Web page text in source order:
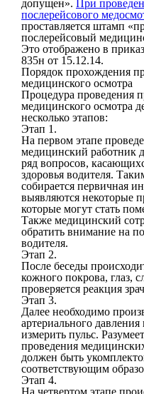
допущен».
При
послерейсового
проставляется штамп
послерейсовый
Это отображено в
835н от 15.12.14.
Порядок прохождения
медицинского осмотра
Процедура проведения
медицинского осмотра
несколько этапов:
Этап 1.
На первом этапе
медицинский работник
ряд вопросов,
здоровья водителя.
собирается первичная
выявляются некоторые
которые могут стать
Также медицинский
обратить внимание на
водителя.
Этап 2.
После беседы
кожного покрова, глаз,
проверяется реакция
Этап 3.
Далее необходимо
артериального
измерить пульс.
проведения
должен быть
соответствующим
Этап 4.
На четвертом этапе